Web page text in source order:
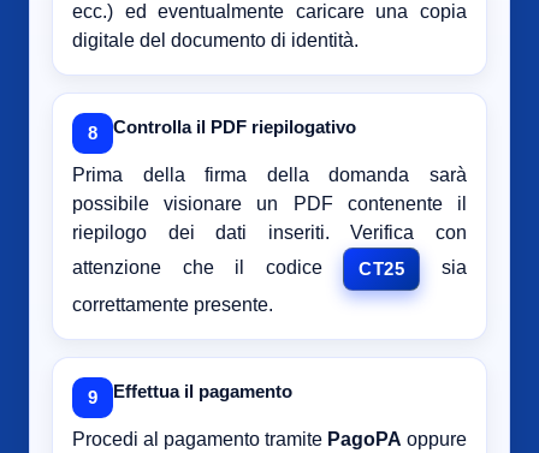
ecc.) ed eventualmente caricare una copia
digitale del documento di identità.
8 Controlla il PDF riepilogativo
Prima della firma della domanda sarà
possibile visionare un PDF contenente il
riepilogo dei dati inseriti. Verifica con
attenzione che il codice
CT25
sia
correttamente presente.
9 Effettua il pagamento
Procedi al pagamento tramite PagoPA oppure